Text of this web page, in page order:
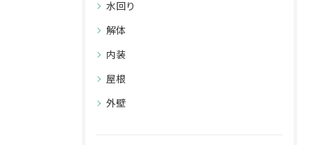
水回り
解体
内装
屋根
外壁